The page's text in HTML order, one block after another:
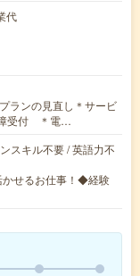
代
ランの見直し＊サービ
障受付 ＊電…
スキル不要 / 英語力不
かせるお仕事！◆経験